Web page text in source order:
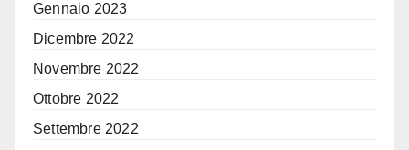
Gennaio 2023
Dicembre 2022
Novembre 2022
Ottobre 2022
Settembre 2022